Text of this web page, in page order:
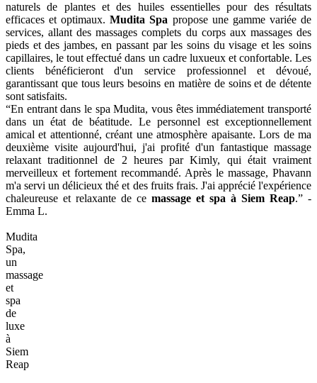
5. Mudita Spa, un massage et spa de luxe
à Siem Reap
Adresse : 17251 Wat Bo Rd, Krong Siem Reap, Cambodge
Horaires d’ouverture : 10:00 - 23:00
Échelle de prix : 10 USD - 230 USD (250.000 VND -
5.740.000 VND)
Tél : +855 15 426 222
Web :https://muditaspa.com/
Google Map :https://maps.app.goo.gl/j8NJ52hx7BeTeMVJ8
Mudita Spa, le plus grand spa de luxe de Siem Reap, offre une
expérience unique avec des soins dédiés à chaque client. Connu
pour sa combinaison parfaite de soins de haute qualité et de produits
de soins internationaux de Kerstin Florian, le spa utilise des extraits
naturels de plantes et des huiles essentielles pour des résultats
services, allant des massages complets du corps aux massages des
pieds et des jambes, en passant par les soins du visage et les soins
capillaires, le tout effectué dans un cadre luxueux et confortable. Les
clients bénéficieront d'un service professionnel et dévoué,
garantissant que tous leurs besoins en matière de soins et de détente
sont satisfaits.
“En entrant dans le spa Mudita, vous êtes immédiatement transporté
dans un état de béatitude. Le personnel est exceptionnellement
amical et attentionné, créant une atmosphère apaisante. Lors de ma
deuxième visite aujourd'hui, j'ai profité d'un fantastique massage
relaxant traditionnel de 2 heures par Kimly, qui était vraiment